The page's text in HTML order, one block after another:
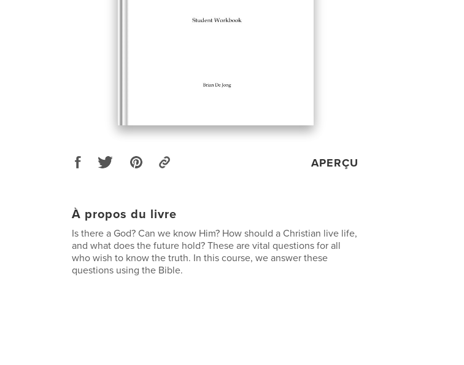
APERÇU
À propos du livre
Is there a God? Can we know Him? How should a Christian live life,
and what does the future hold? These are vital questions for all
who wish to know the truth. In this course, we answer these
questions using the Bible.